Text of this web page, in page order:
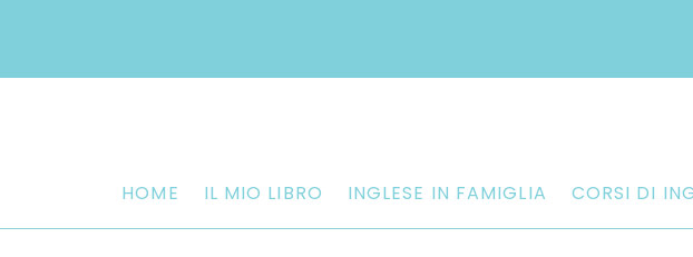
HOME IL MIO LIBRO INGLESE IN FAMIGLIA CORSI DI